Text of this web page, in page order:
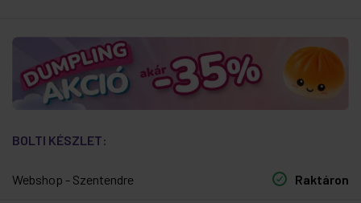
BOLTI KÉSZLET:
Webshop - Szentendre Raktáron